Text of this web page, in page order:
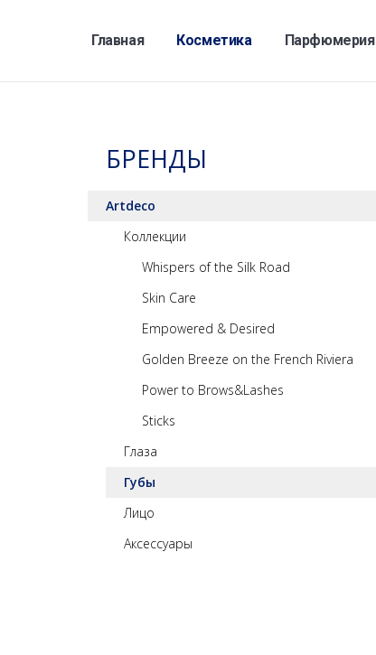
Главная Косметика Парфюмерия
БРЕНДЫ
Artdeco
Коллекции
Whispers of the Silk Road
Skin Care
Empowered & Desired
Golden Breeze on the French Riviera
Power to Brows&Lashes
Sticks
Глаза
Губы
Лицо
Аксессуары